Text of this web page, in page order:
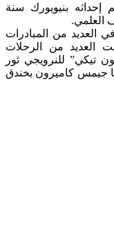
إحداثه بنيويورك سنة
من المبادرات
العديد من الرحلات
تيكي” للنرويجي ثور
جيمس كاميرون بخندق